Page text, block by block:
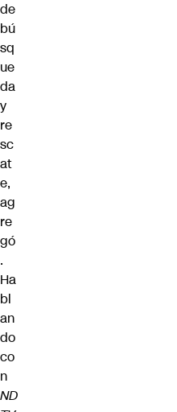
de
bú
sq
ue
da
y
re
sc
at
e,
ag
re
gó
.
Ha
bl
an
do
co
n
ND